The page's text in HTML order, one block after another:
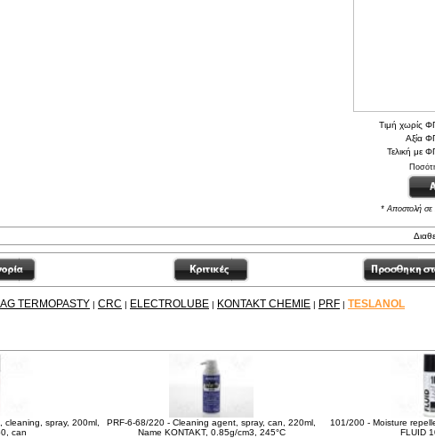
Τιμή χωρίς
Αξία
Τελική με
* Αποστολή σε
AG TERMOPASTY | CRC | ELECTROLUBE | KONTAKT CHEMIE | PRF | TESLANOL
spray, 200ml,
can
PRF-6-68/220 - Cleaning agent, spray, can, 220ml,
Name KONTAKT, 0.85g/cm3, 245°C
101/200 - Moisture
FLUID